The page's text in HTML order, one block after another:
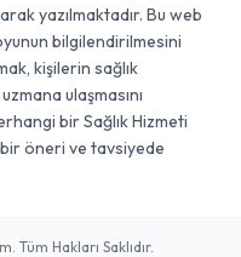
yazılmaktadır. Bu web
bilgilendirilmesini
kişilerin sağlık
ulaşmasını
bir Sağlık Hizmeti
bir öneri ve tavsiyede
Hakları Saklıdır.